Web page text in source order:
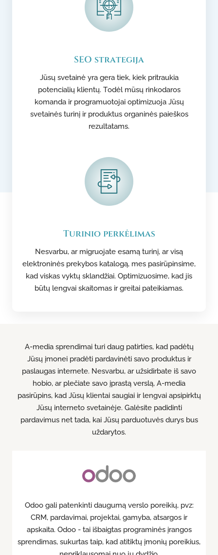
SEO strategija
Jūsų svetainė yra gera tiek, kiek pritraukia
potencialių klientų. Todėl mūsų rinkodaros
komanda ir programuotojai optimizuoja Jūsų
svetainės turinį ir produktus organinės paieškos
rezultatams.
Turinio perkėlimas
Nesvarbu, ar migruojate esamą turinį, ar visą
elektroninės prekybos katalogą, mes pasirūpinsime,
kad viskas vyktų sklandžiai. Optimizuosime, kad jis
būtų lengvai skaitomas ir greitai pateikiamas.
A-media sprendimai turi daug patirties, kad padėtų
Jūsų įmonei pradėti pardavinėti savo produktus ir
paslaugas internete. Nesvarbu, ar užsidirbate iš savo
hobio, ar plečiate savo įprastą verslą, A-media
pasirūpins, kad Jūsų klientai saugiai ir lengvai apsipirktų
Jūsų interneto svetainėje. Galėsite padidinti
pardavimus net tada, kai Jūsų parduotuvės durys bus
uždarytos.
Odoo gali patenkinti daugumą verslo poreikių, pvz:
CRM, pardavimai, projektai, gamyba, atsargos ir
apskaita. Odoo - tai išbaigtas programinės įrangos
sprendimas, sukurtas taip, kad atitiktų įmonių poreikius,